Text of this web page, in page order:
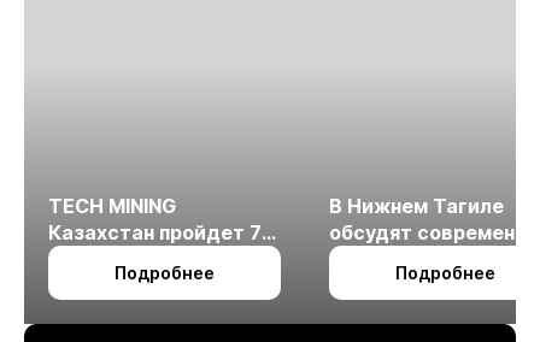
TECH MINING
Казахстан пройдет 7
октября в Алматы
Подробнее
В Нижнем Тагиле
обсудят
технологии
измельчения
Подробнее